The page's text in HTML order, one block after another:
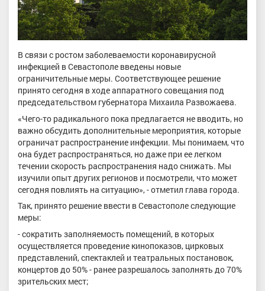
В связи с ростом заболеваемости коронавирусной
инфекцией в Севастополе введены новые
ограничительные меры. Соответствующее решение
принято сегодня в ходе аппаратного совещания под
председательством губернатора Михаила Развожаева.
«Чего-то радикального пока предлагается не вводить, но
важно обсудить дополнительные мероприятия, которые
ограничат распространение инфекции. Мы понимаем, что
она будет распространяться, но даже при ее легком
течении скорость распространения надо снижать. Мы
изучили опыт других регионов и посмотрели, что может
сегодня повлиять на ситуацию», - отметил глава города.
Так, принято решение ввести в Севастополе следующие
меры:
- сократить заполняемость помещений, в которых
осуществляется проведение кинопоказов, цирковых
представлений, спектаклей и театральных постановок,
концертов до 50% - ранее разрешалось заполнять до 70%
зрительских мест;